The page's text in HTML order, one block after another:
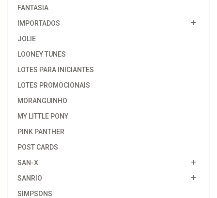
FANTASIA
IMPORTADOS
JOLIE
LOONEY TUNES
LOTES PARA INICIANTES
LOTES PROMOCIONAIS
MORANGUINHO
MY LITTLE PONY
PINK PANTHER
POST CARDS
SAN-X
SANRIO
SIMPSONS